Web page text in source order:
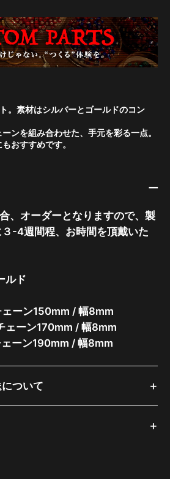
。素材はシルバーとゴールドのコン
ンを組み合わせた、手元を彩る一点。
おすすめです。
、オーダーとなりますので、製
-4週間程、お時間を頂戴いた
ルド
ーン150mm / 幅8mm
ェーン170mm / 幅8mm
ーン190mm / 幅8mm
ついて